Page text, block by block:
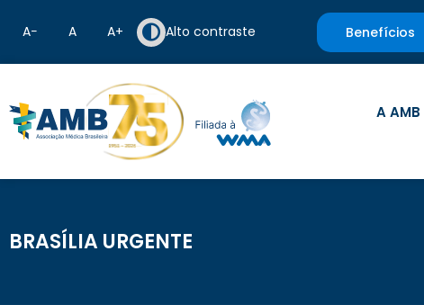
A− A A+ Alto contraste Benefícios
A AMB
BRASÍLIA URGENTE